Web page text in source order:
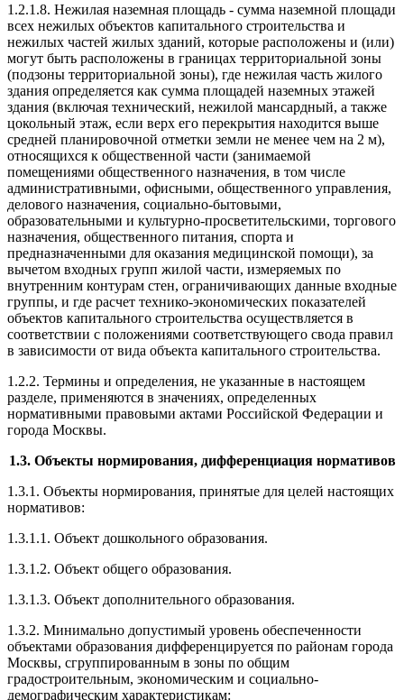
1.2.1.8. Нежилая наземная площадь - сумма наземной площади
всех нежилых объектов капитального строительства и
нежилых частей жилых зданий, которые расположены и (или)
могут быть расположены в границах территориальной зоны
(подзоны территориальной зоны), где нежилая часть жилого
здания определяется как сумма площадей наземных этажей
здания (включая технический, нежилой мансардный, а также
цокольный этаж, если верх его перекрытия находится выше
средней планировочной отметки земли не менее чем на 2 м),
относящихся к общественной части (занимаемой
помещениями общественного назначения, в том числе
административными, офисными, общественного управления,
делового назначения, социально-бытовыми,
образовательными и культурно-просветительскими, торгового
назначения, общественного питания, спорта и
предназначенными для оказания медицинской помощи), за
вычетом входных групп жилой части, измеряемых по
внутренним контурам стен, ограничивающих данные входные
группы, и где расчет технико-экономических показателей
объектов капитального строительства осуществляется в
соответствии с положениями соответствующего свода правил
в зависимости от вида объекта капитального строительства.
1.2.2. Термины и определения, не указанные в настоящем
разделе, применяются в значениях, определенных
нормативными правовыми актами Российской Федерации и
города Москвы.
1.3. Объекты нормирования, дифференциация нормативов
1.3.1. Объекты нормирования, принятые для целей настоящих
нормативов:
1.3.1.1. Объект дошкольного образования.
1.3.1.2. Объект общего образования.
1.3.1.3. Объект дополнительного образования.
1.3.2. Минимально допустимый уровень обеспеченности
объектами образования дифференцируется по районам города
Москвы, сгруппированным в зоны по общим
градостроительным, экономическим и социально-
демографическим характеристикам: